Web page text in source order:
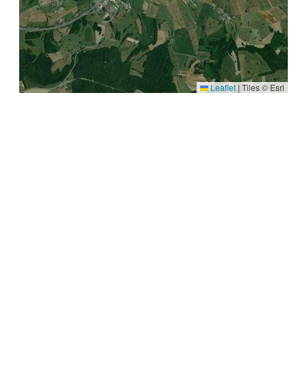
Leaflet | Tiles © Esri